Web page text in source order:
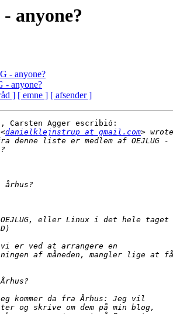
anyone?
- anyone?
- anyone?
] [ emne ] [ afsender ]
Carsten Agger escribió:
danielklejnstrup at gmail.com